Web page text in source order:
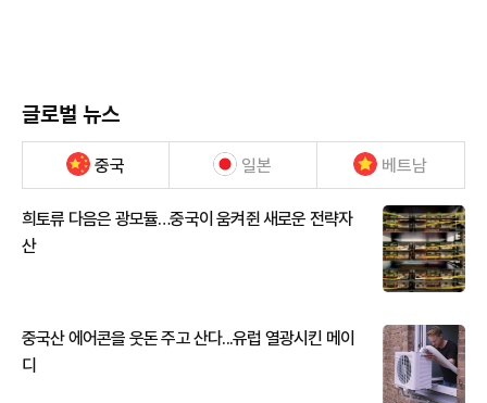
글로벌 뉴스
중국 일본 베트남
희토류 다음은 광모듈…중국이 움켜쥔 새로운 전략자
산
중국산 에어콘을 웃돈 주고 산다...유럽 열광시킨 메이
디